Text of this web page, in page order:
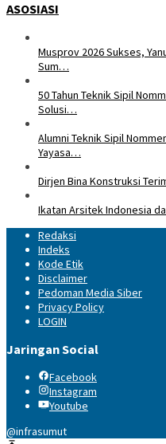
ASOSIASI
Musprov 2026 Sukses,
Sum…
50 Tahun Teknik Sipil
Solusi…
Alumni Teknik Sipil
Yayasa…
Dirjen Bina Konstruksi
Ikatan Arsitek Indonesia
Redaksi
Indeks
Kode Etik
Disclaimer
Pedoman Media Siber
Privacy Policy
LOGIN
Jaringan Social
Facebook
Instagram
Youtube
@infrasumut